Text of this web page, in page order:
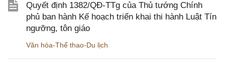
Quyết định 1382/QĐ-TTg của Thủ tướng Chính
phủ ban hành Kế hoạch triển khai thi hành Luật Tín
ngưỡng, tôn giáo
Văn hóa-Thể thao-Du lịch